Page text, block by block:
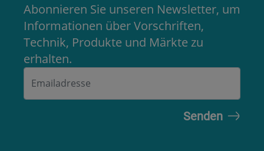
Abonnieren Sie unseren Newsletter, um
Informationen über Vorschriften,
Technik, Produkte und Märkte zu
erhalten.